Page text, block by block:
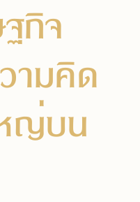
กิจ
ามคิด
ญ่บน